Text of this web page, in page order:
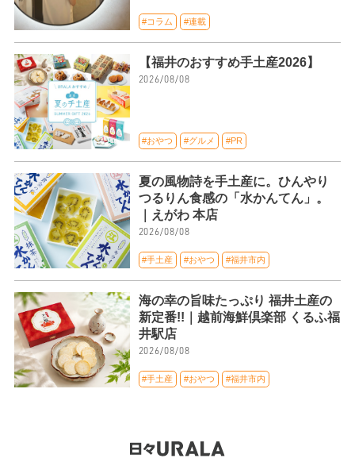
#コラム #連載
【福井のおすすめ手土産2026】
2026/08/08
#おやつ #グルメ #PR
夏の風物詩を手土産に。ひんやり
つるりん食感の「水かんてん」。
｜えがわ 本店
2026/08/08
#手土産 #おやつ #福井市内
海の幸の旨味たっぷり 福井土産の
新定番!!｜越前海鮮倶楽部 くるふ福
井駅店
2026/08/08
#手土産 #おやつ #福井市内